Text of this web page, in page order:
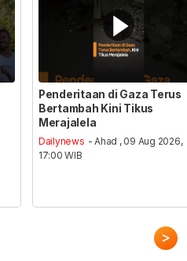
Penderitaan di Gaza Terus
Bertambah Kini Tikus
Merajalela
Dailynews - Ahad , 09 Aug 2026,
17:00 WIB
>